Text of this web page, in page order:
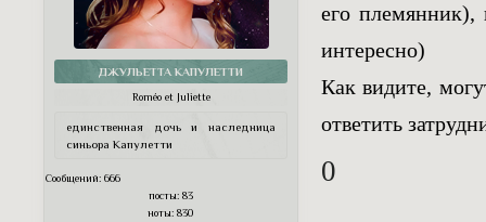
ДЖУЛЬЕТТА КАПУЛЕТТИ
Roméo et Juliette
единственная дочь и наследница
синьора Капулетти
Сообщений:666
посты: 83
ноты: 830
его племянник),
интересно)
Как видите,
ответить
0